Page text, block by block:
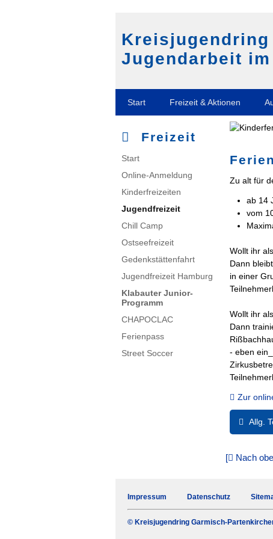
Jugendarbeit
Navigation
Start Freizeit & Aktionen
Zu alt für
ab 14
vom
Wollt ihr
Dann
in einer
Wollt ihr
Dann
- eben
Zur
Allg.
Allg.
[ Nach
Freizeit
Navigation
Start
Online-Anmeldung
Kinderfreizeiten
Jugendfreizeit
Chill Camp
Ostseefreizeit
Gedenkstättenfahrt
Jugendfreizeit Hamburg
Klabauter Junior-
Programm
CHAPOCLAC
Ferienpass
Street Soccer
Navigation
überspringen
Impressum Datenschutz
© Kreisjugendring Garmisch-